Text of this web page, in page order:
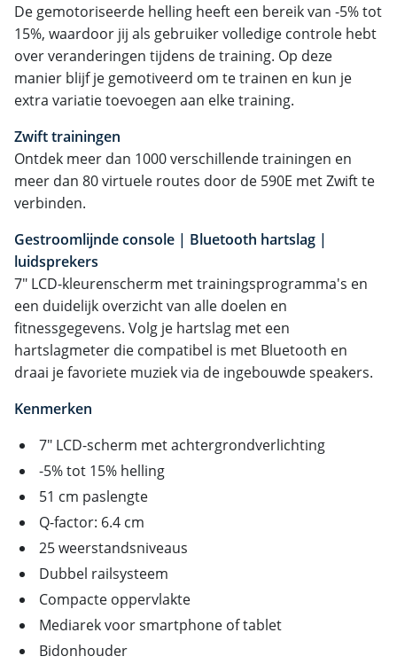
De gemotoriseerde helling heeft een bereik van -5% tot
15%, waardoor jij als gebruiker volledige controle hebt
over veranderingen tijdens de training. Op deze
manier blijf je gemotiveerd om te trainen en kun je
extra variatie toevoegen aan elke training.
Zwift trainingen
Ontdek meer dan 1000 verschillende trainingen en
meer dan 80 virtuele routes door de 590E met Zwift te
verbinden.
Gestroomlijnde console | Bluetooth hartslag |
luidsprekers
7" LCD-kleurenscherm met trainingsprogramma's en
een duidelijk overzicht van alle doelen en
fitnessgegevens. Volg je hartslag met een
hartslagmeter die compatibel is met Bluetooth en
draai je favoriete muziek via de ingebouwde speakers.
Kenmerken
7" LCD-scherm met achtergrondverlichting
-5% tot 15% helling
51 cm paslengte
Q-factor: 6.4 cm
25 weerstandsniveaus
Dubbel railsysteem
Compacte oppervlakte
Mediarek voor smartphone of tablet
Bidonhouder